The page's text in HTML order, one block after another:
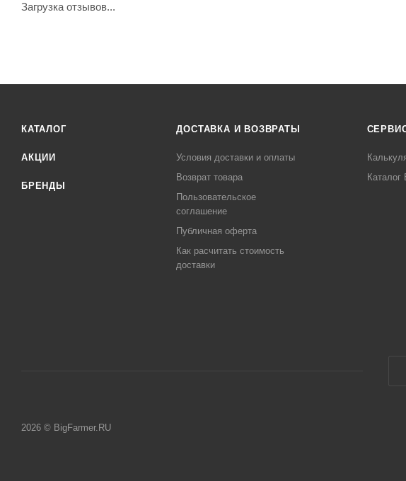
Загрузка отзывов...
КАТАЛОГ
АКЦИИ
БРЕНДЫ
ДОСТАВКА И ВОЗВРАТЫ
Условия доставки и оплаты
Возврат товара
Пользовательское
соглашение
Публичная оферта
Как расчитать стоимость
доставки
2026 © BigFarmer.RU